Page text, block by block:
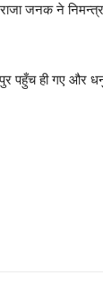
जनक ने
ही गए और